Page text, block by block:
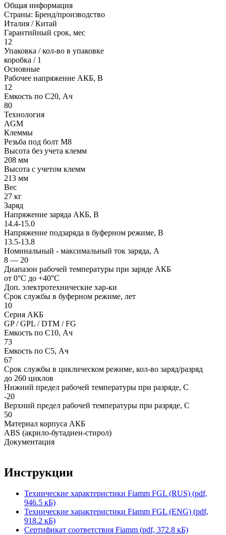
Общая информация
Страны: Бренд/производство
Италия / Китай
Гарантийный срок, мес
12
Упаковка / кол-во в упаковке
коробка / 1
Основные
Рабочее напряжение АКБ, B
12
Емкость по С20, Ач
80
Технология
AGM
Клеммы
Резьба под болт М8
Высота без учета клемм
208 мм
Высота с учетом клемм
213 мм
Вес
27 кг
Заряд
Напряжение заряда АКБ, В
14.4-15.0
Напряжение подзаряда в буферном режиме, В
13.5-13.8
Номинальный - максимальный ток заряда, А
8 — 20
Диапазон рабочей температуры при заряде АКБ
от 0°С до +40°С
Доп. электротехнические хар-ки
Срок службы в буферном режиме, лет
10
Серия АКБ
GP / GPL / DTM / FG
Емкость по С10, Ач
73
Емкость по С5, Ач
67
Срок службы в циклическом режиме, кол-во заряд/разряд
до 260 циклов
Нижний предел рабочей температуры при разряде, С
-20
Верхний предел рабочей температуры при разряде, С
50
Материал корпуса АКБ
ABS (акрило-бутадиен-стирол)
Документация
Инструкции
Технические характеристики Fiamm FGL (RUS) (pdf,
946.5 кБ)
Технические характеристики Fiamm FGL (ENG) (pdf,
918.2 кБ)
Сертификат соответствия Fiamm (pdf, 372.8 кБ)